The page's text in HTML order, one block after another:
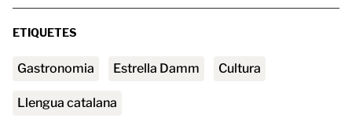
ETIQUETES
Gastronomia Estrella Damm Cultura
Llengua catalana